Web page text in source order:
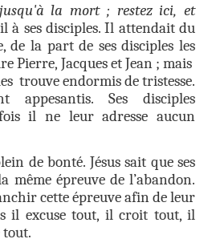
la mort ; restez ici, et
à ses disciples. Il attendait du
de la part de ses disciples les
Pierre, Jacques et Jean ; mais
trouve endormis de tristesse.
appesantis. Ses disciples
il ne leur adresse aucun
de bonté. Jésus sait que ses
même épreuve de l’abandon.
cette épreuve afin de leur
il excuse tout, il croit tout, il
tout.